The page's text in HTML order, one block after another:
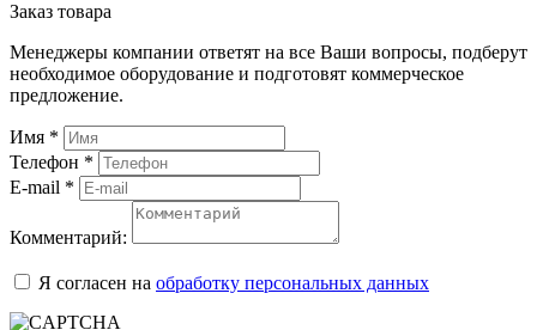
Заказ товара
Менеджеры компании ответят на все Ваши вопросы, подберут
необходимое оборудование и подготовят коммерческое
предложение.
Имя *
Телефон *
E-mail *
Комментарий:
Я согласен на обработку персональных данных